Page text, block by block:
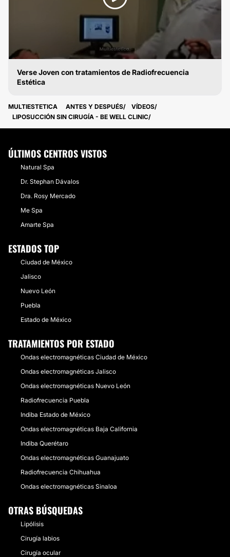
Verse Joven con tratamientos de Radiofrecuencia
Estética
MULTIESTETICA ANTES Y DESPUÉS
VÍDEOS
LIPOSUCCIÓN SIN CIRUGÍA - BE WELL CLINIC
ÚLTIMOS CENTROS VISTOS
Natural Spa
Dr. Stephan Dávalos
Dra. Rosy Mercado
Me Spa
Amarte Spa
ESTADOS TOP
Ciudad de México
Jalisco
Nuevo León
Puebla
Estado de México
TRATAMIENTOS POR ESTADO
Ondas electromagnéticas Ciudad de México
Ondas electromagnéticas Jalisco
Ondas electromagnéticas Nuevo León
Radiofrecuencia Puebla
Indiba Estado de México
Ondas electromagnéticas Baja California
Indiba Querétaro
Ondas electromagnéticas Guanajuato
Radiofrecuencia Chihuahua
Ondas electromagnéticas Sinaloa
OTRAS BÚSQUEDAS
Lipólisis
Cirugía labios
Cirugía ocular